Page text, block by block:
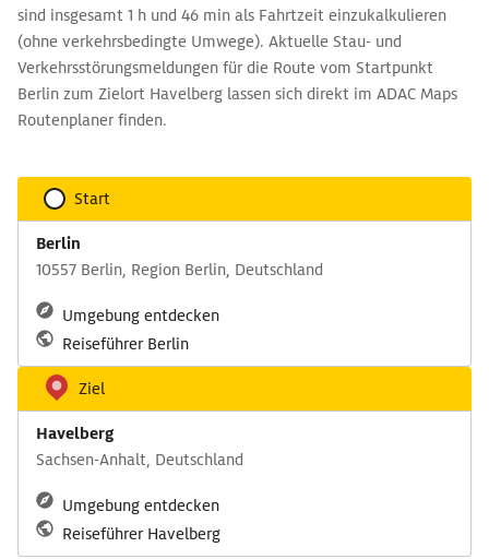
sind insgesamt 1 h und 46 min als Fahrtzeit einzukalkulieren
(ohne verkehrsbedingte Umwege). Aktuelle Stau- und
Verkehrsstörungsmeldungen für die Route vom Startpunkt
Berlin zum Zielort Havelberg lassen sich direkt im ADAC Maps
Routenplaner finden.
Start
Berlin
10557 Berlin, Region Berlin, Deutschland
Umgebung entdecken
Reiseführer Berlin
Ziel
Havelberg
Sachsen-Anhalt, Deutschland
Umgebung entdecken
Reiseführer Havelberg